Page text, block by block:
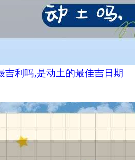
吉利吗,是动土的最佳吉日期